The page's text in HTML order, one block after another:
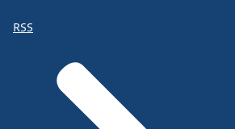
RSS